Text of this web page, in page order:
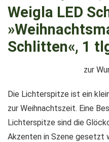
Weigla LED
Schlitten«, 1
zur
Die Lichterspitze ist ein
zur Weihnachtszeit. Eine
Lichterspitze sind die
Akzenten in Szene gesetzt